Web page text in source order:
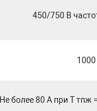
450/750 В
Не более 80 А при Т тпж